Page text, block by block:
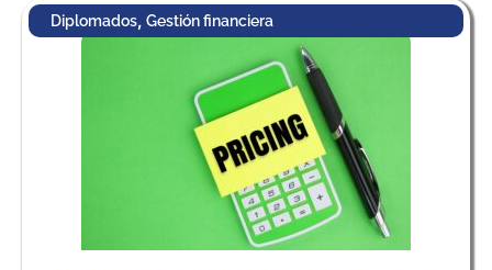
Diplomados,Gestión financiera